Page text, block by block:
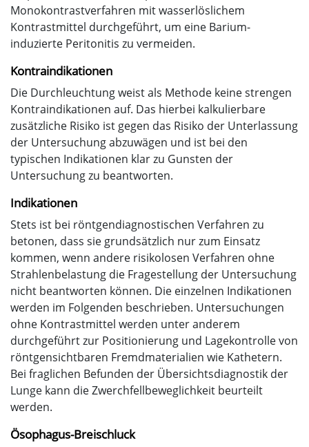
Monokontrastverfahren mit wasserlöslichem
Kontrastmittel durchgeführt, um eine Barium-
induzierte Peritonitis zu vermeiden.
Kontraindikationen
Die Durchleuchtung weist als Methode keine strengen
Kontraindikationen auf. Das hierbei kalkulierbare
zusätzliche Risiko ist gegen das Risiko der Unterlassung
der Untersuchung abzuwägen und ist bei den
typischen Indikationen klar zu Gunsten der
Untersuchung zu beantworten.
Indikationen
Stets ist bei röntgendiagnostischen Verfahren zu
betonen, dass sie grundsätzlich nur zum Einsatz
kommen, wenn andere risikolosen Verfahren ohne
Strahlenbelastung die Fragestellung der Untersuchung
nicht beantworten können. Die einzelnen Indikationen
werden im Folgenden beschrieben. Untersuchungen
ohne Kontrastmittel werden unter anderem
durchgeführt zur Positionierung und Lagekontrolle von
röntgensichtbaren Fremdmaterialien wie Kathetern.
Bei fraglichen Befunden der Übersichtsdiagnostik der
Lunge kann die Zwerchfellbeweglichkeit beurteilt
werden.
Ösophagus-Breischluck